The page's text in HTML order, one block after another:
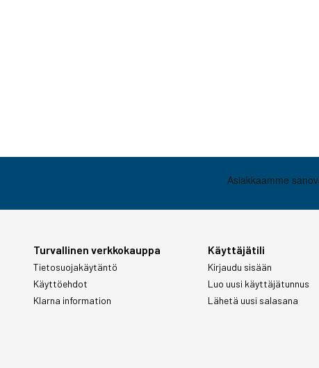
Turvallinen verkkokauppa
Tietosuojakäytäntö
Käyttöehdot
Klarna information
Käyttäjätili
Kirjaudu sisään
Luo uusi käyttäjätunnus
Lähetä uusi salasana